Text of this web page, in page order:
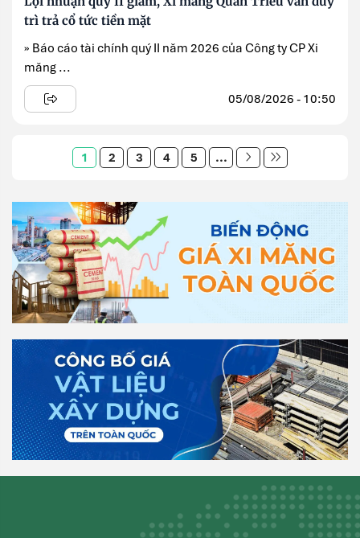
trì trả cổ tức tiền mặt
» Báo cáo tài chính quý II năm 2026 của Công ty CP Xi
măng ...
05/08/2026 - 10:50
1 2 3 4 5 ...